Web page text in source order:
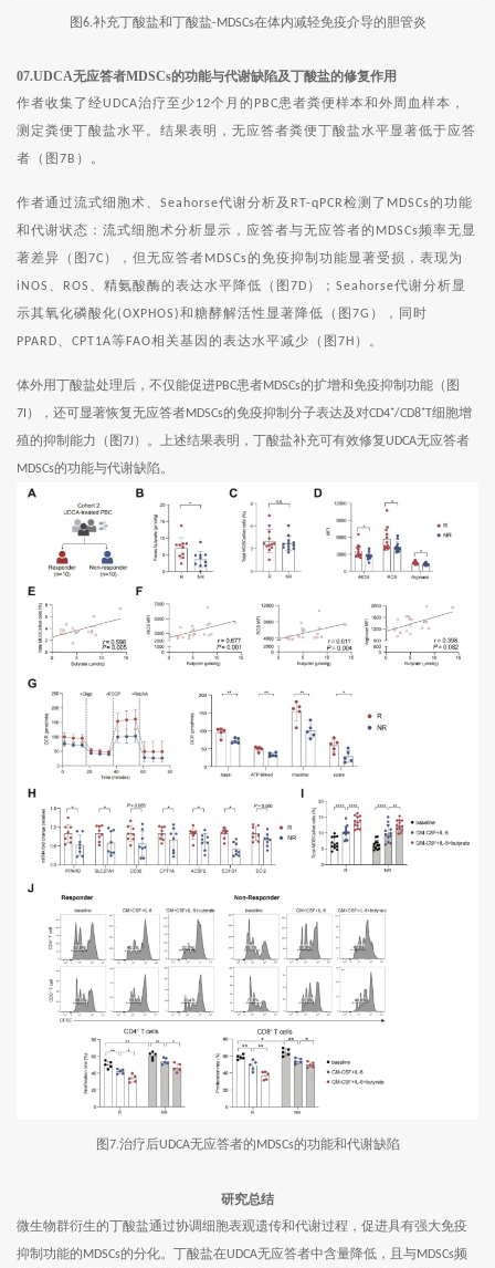
图6.补充丁酸盐和丁酸盐-MDSCs在体内减轻免疫介导的胆管炎
07.UDCA无应答者MDSCs的功能与代谢缺陷及丁酸盐的修复作用
作者收集了经UDCA治疗至少12个月的 PBC患者粪便样本和外周血样本，
测定粪便丁酸盐水平。结果表明，无应答者粪便丁酸盐水平显著低于应答
者（图7B ）。
作者通过流式细胞术、 Seahorse代谢分析及 RT-qPCR检测了 MDSCs的功能
和代谢状态：流式细胞术分析显示，应答者与无应答者的 MDSCs频率无显
著差异（图7C ），但无应答者 MDSCs的免疫抑制功能显著受损，表现为
iNOS ROS 、精氨酸酶的表达水平降低（图7D ）； Seahorse代谢分析显
示其氧化磷酸化(OXPHOS)和糖酵解活性显著降低（图7G ），同时
PPARD CPT1A等 FAO相关基因的表达水平减少（图7H ）。
体外用丁酸盐处理后，不仅能促进PBC患者MDSCs的扩增和免疫抑制功能（图
7I ），还可显著恢复无应答者MDSCs的免疫抑制分子表达及对CD4⁺/CD8⁺T细胞增
殖的抑制能力（图7J ）。上述结果表明，丁酸盐补充可有效修复UDCA无应答者
MDSCs的功能与代谢缺陷。
图7.治疗后UDCA无应答者的 MDSCs的功能和代谢缺陷
研究总结
微生物群衍生的丁酸盐通过协调细胞表观遗传和代谢过程，促进具有强大免疫
抑制功能的 MDSCs的分化。丁酸盐在UDCA无应答者中含量降低，且与MDSCs频